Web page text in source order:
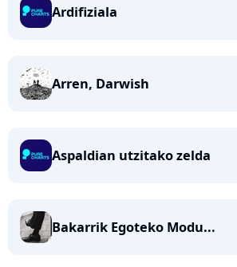
Ardifiziala
Arren, Darwish
Aspaldian utzitako zelda
Bakarrik Egoteko Modu...